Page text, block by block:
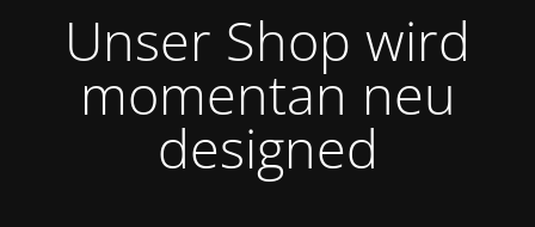
Unser Shop wird
momentan neu
designed